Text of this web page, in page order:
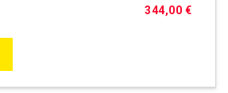
344,00 €